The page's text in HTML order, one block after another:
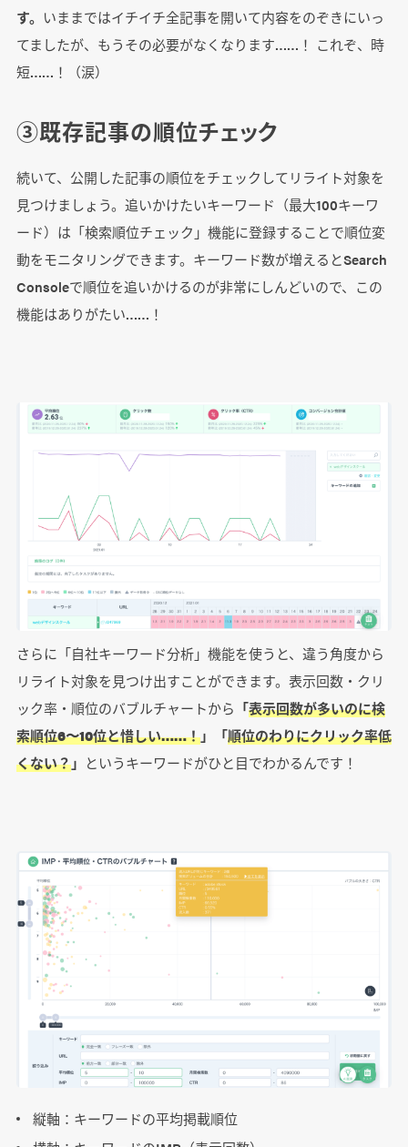
す。 いままではイチイチ全記事を開いて内容をのぞきにいっ
てましたが、もうその必要がなくなります……！ これぞ、時
短……！（涙）
③既存記事の順位チェック
続いて、公開した記事の順位をチェックしてリライト対象を
見つけましょう。追いかけたいキーワード（最大100キーワ
ード）は「検索順位チェック」機能に登録することで順位変
動をモニタリングできます。キーワード数が増えるとSearch
Consoleで順位を追いかけるのが非常にしんどいので、この
機能はありがたい……！
さらに「自社キーワード分析」機能を使うと、違う角度から
リライト対象を見つけ出すことができます。表示回数・クリ
ック率・順位のバブルチャートから 「表示回数が多いのに検
索順位6〜10位と惜しい……！」「順位のわりにクリック率低
くない？」 というキーワードがひと目でわかるんです！
縦軸：キーワードの平均掲載順位